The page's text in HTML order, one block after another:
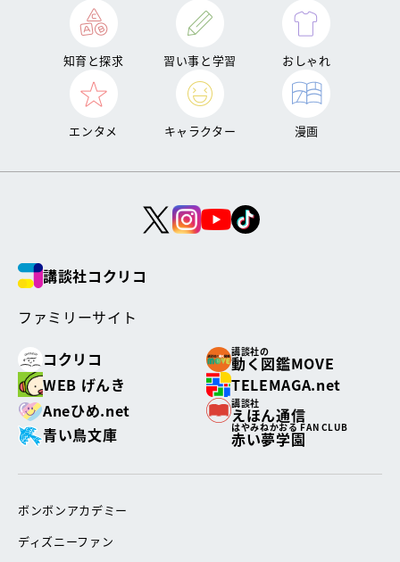
知育と探求 習い事と学習 おしゃれ
エンタメ キャラクター 漫画
講談社コクリコ
ファミリーサイト
コクリコ
講談社の
動く図鑑MOVE
WEB げんき
TELEMAGA.net
Aneひめ.net
講談社
えほん通信
青い鳥文庫
はやみねかおる FAN CLUB
赤い夢学園
ボンボンアカデミー
ディズニーファン